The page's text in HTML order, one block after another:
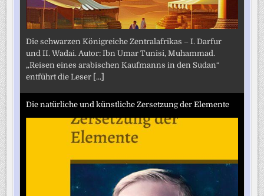
Die schwarzen Königreiche Zentralafrikas – I. Darfur
und II. Wadai. Autor: Ibn Umar Tunisi, Muhammad.
„Reisen eines arabischen Kaufmanns in den Sudan“
entführt die Leser [...]
Die natürliche und künstliche Zersetzung der Elemente